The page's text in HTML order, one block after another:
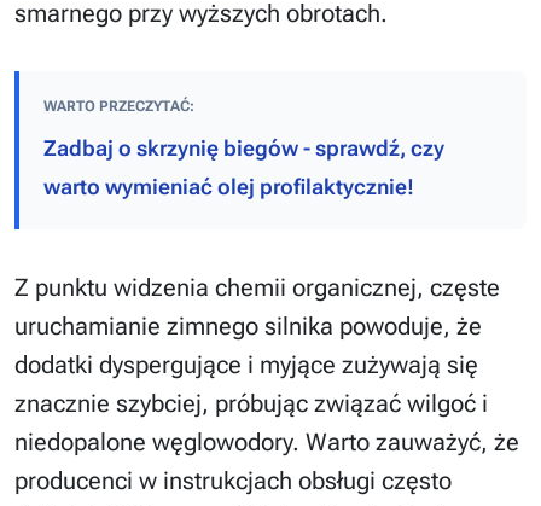
smarnego przy wyższych obrotach.
WARTO PRZECZYTAĆ:
Zadbaj o skrzynię biegów - sprawdź, czy
warto wymieniać olej profilaktycznie!
Z punktu widzenia chemii organicznej, częste
uruchamianie zimnego silnika powoduje, że
dodatki dyspergujące i myjące zużywają się
znacznie szybciej, próbując związać wilgoć i
niedopalone węglowodory. Warto zauważyć, że
producenci w instrukcjach obsługi często